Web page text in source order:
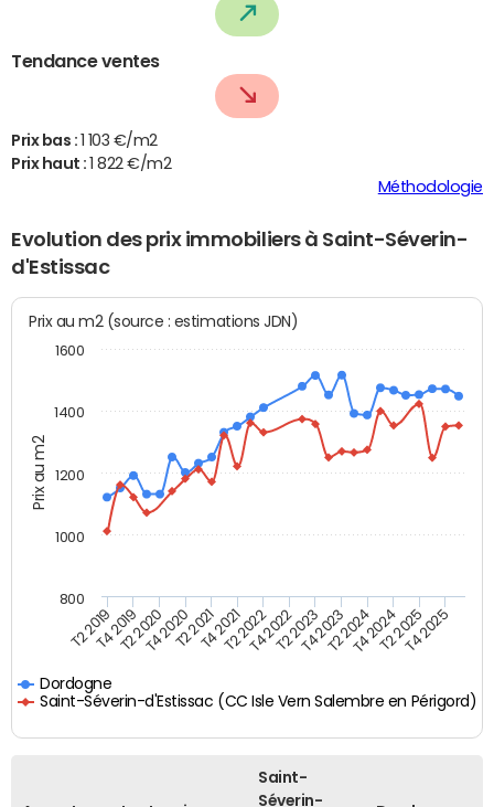
Tendance ventes
Prix bas :
1 103 €/m2
Prix haut :
1 822 €/m2
Méthodologie
Evolution des prix immobiliers à Saint-Séverin-
d'Estissac
Prix au m2
Prix au m2 (source : estimations JDN)
Dordogne
Saint-Séverin-d'Estissac (CC Isle Vern Salembre en Périgord)
T2 2019T4 2019T2 2020T4 2020T2 2021T4 2021T2 2022T4 2022T2 2023T4 2023T2 2024T4 2024T2 2025T4 2025
800
1000
1200
1400
1600
Saint-
Séverin-